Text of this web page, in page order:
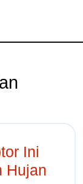
Ini
Hujan